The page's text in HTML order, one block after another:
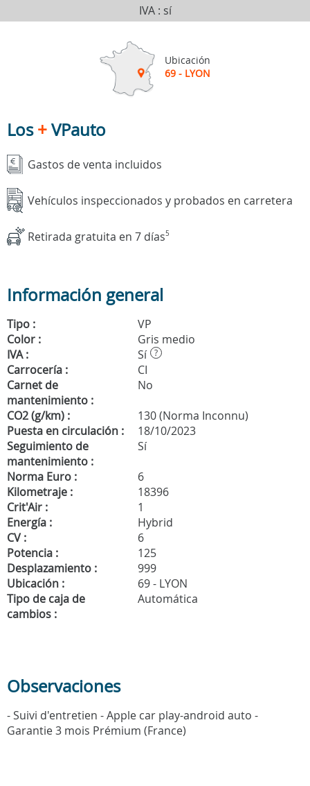
IVA : sí
Ubicación
69 - LYON
Los+VPauto
Gastos de venta incluidos
Vehículos inspeccionados y probados en carretera
Retirada gratuita en 7 días5
Información general
Tipo :
VP
Color :
Gris medio
IVA :
Sí ?
Carrocería :
CI
Carnet de
mantenimiento :
No
CO2 (g/km) :
130 (Norma Inconnu)
Puesta en circulación :
18/10/2023
Seguimiento de
mantenimiento :
Sí
Norma Euro :
6
Kilometraje :
18396
Crit'Air :
1
Energía :
Hybrid
CV :
6
Potencia :
125
Desplazamiento :
999
Ubicación :
69 - LYON
Tipo de caja de
cambios :
Automática
Observaciones
- Suivi d'entretien - Apple car play-android auto -
Garantie 3 mois Prémium (France)